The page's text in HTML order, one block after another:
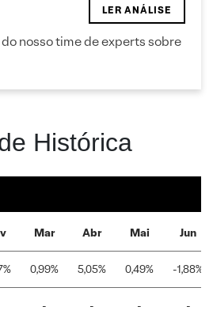
nosso time de experts sobre
LER ANÁLISE
Histórica
Mar Abr Mai Jun
0,99% 5,05% 0,49% -1,88%
- - - -